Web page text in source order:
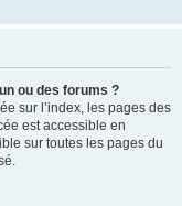
ou des forums ?
sur l’index, les pages des
est accessible en
sur toutes les pages du